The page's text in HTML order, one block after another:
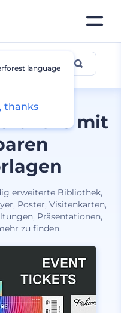
mit
erweiterte Bibliothek,
Poster, Visitenkarten,
Präsentationen,
zu finden.
language
thanks